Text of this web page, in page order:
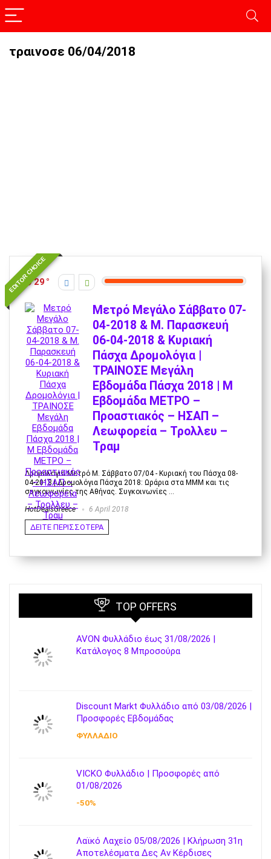
τραινοσε 06/04/2018
EDITOR CHOICE
29
Μετρό Μεγάλο Σάββατο 07-
04-2018 & Μ. Παρασκευή
06-04-2018 & Κυριακή
Πάσχα Δρομολόγια |
ΤΡΑΙΝΟΣΕ Μεγάλη
Εβδομάδα Πάσχα 2018 | Μ
Εβδομάδα ΜΕΤΡΟ –
Προαστιακός – ΗΣΑΠ –
Λεωφορεία – Τρολλευ –
Τραμ
Δρομολόγια Μετρό Μ. Σάββατο 07/04 - Κυριακή του Πάσχα 08-
04-2018 | Δρομολόγια Πάσχα 2018: Ωράρια στα ΜΜΜ και τις
συγκοινωνίες της Αθήνας. Συγκοινωνίες ...
HotDealsGreece 6 April 2018
ΔΕΙΤΕ ΠΕΡΙΣΣΟΤΕΡΑ
TOP OFFERS
AVON Φυλλάδιο έως 31/08/2026 |
Κατάλογος 8 Μπροσούρα
Discount Markt Φυλλάδιο από 03/08/2026 |
Προσφορές Εβδομάδας
ΦΥΛΛΑΔΙΟ
VICKO Φυλλάδιο | Προσφορές από
01/08/2026
-50%
Λαϊκό Λαχείο 05/08/2026 | Κλήρωση 31η
Αποτελέσματα Δες Αν Κέρδισες